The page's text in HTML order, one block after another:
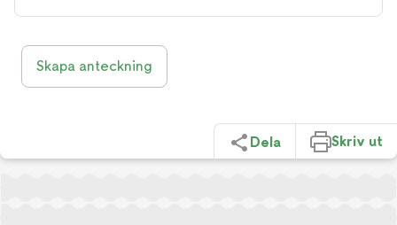
Skapa anteckning
Dela Skriv ut